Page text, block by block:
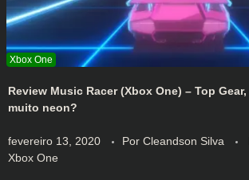
Review Music Racer (Xbox One) – Top
muito neon?
fevereiro 13, 2020 Por Cleandson Silva
Xbox One